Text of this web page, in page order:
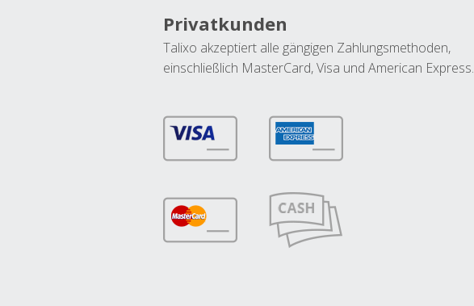
Privatkunden
Talixo akzeptiert alle gängigen Zahlungsmethoden,
einschließlich MasterCard, Visa und American Express.